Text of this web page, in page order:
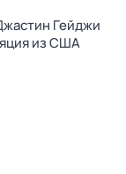
Гейджи
из США